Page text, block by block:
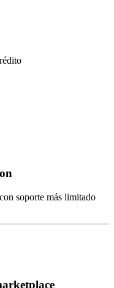
soporte más limitado